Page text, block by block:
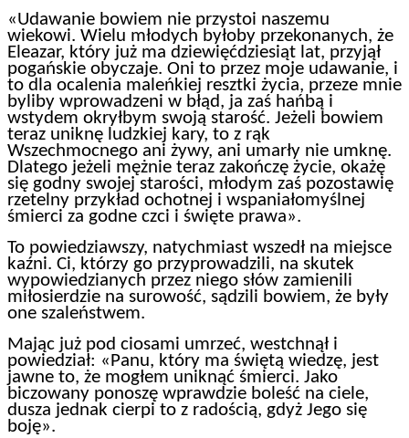
«Udawanie bowiem nie przystoi naszemu
wiekowi. Wielu młodych byłoby przekonanych, że
Eleazar, który już ma dziewięćdziesiąt lat, przyjął
pogańskie obyczaje. Oni to przez moje udawanie, i
to dla ocalenia maleńkiej resztki życia, przeze mnie
byliby wprowadzeni w błąd, ja zaś hańbą i
wstydem okryłbym swoją starość. Jeżeli bowiem
teraz uniknę ludzkiej kary, to z rąk
Wszechmocnego ani żywy, ani umarły nie umknę.
Dlatego jeżeli mężnie teraz zakończę życie, okażę
się godny swojej starości, młodym zaś pozostawię
rzetelny przykład ochotnej i wspaniałomyślnej
śmierci za godne czci i święte prawa».
To powiedziawszy, natychmiast wszedł na miejsce
kaźni. Ci, którzy go przyprowadzili, na skutek
wypowiedzianych przez niego słów zamienili
miłosierdzie na surowość, sądzili bowiem, że były
one szaleństwem.
Mając już pod ciosami umrzeć, westchnął i
powiedział: «Panu, który ma świętą wiedzę, jest
jawne to, że mogłem uniknąć śmierci. Jako
biczowany ponoszę wprawdzie boleść na ciele,
dusza jednak cierpi to z radością, gdyż Jego się
boję».